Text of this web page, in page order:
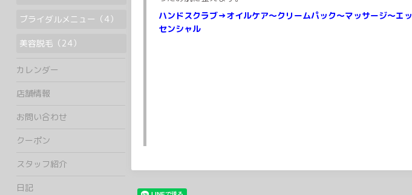
ハンドスクラブ→オイルケア～クリームパック～マッサージ～エッ
センシャル
ブライダルメニュー（4）
美容脱毛（24）
カレンダー
店舗情報
お問い合わせ
クーポン
スタッフ紹介
日記